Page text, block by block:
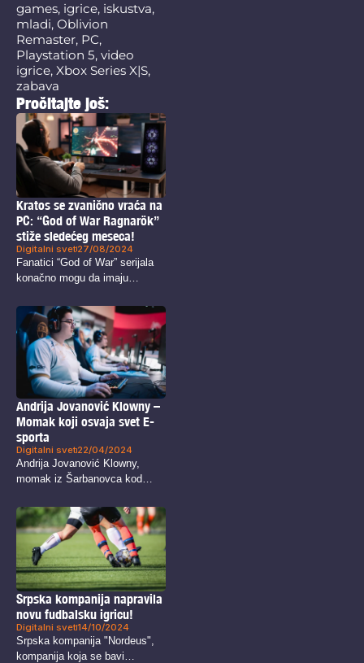
games, igrice, iskustva,
mladi, Oblivion
Remaster, PC,
Playstation 5, video
igrice, Xbox Series X|S,
zabava
Pročitajte još:
Kratos se zvanično vraća na
PC: “God of War Ragnarök”
stiže sledećeg meseca!
Digitalni svet27/08/2024
Fanatici “God of War” serijala
konačno mogu da imaju
Andrija Jovanović Klowny –
Momak koji osvaja svet E-
sporta
Digitalni svet22/04/2024
Andrija Jovanović Klowny,
momak iz Šarbanovca kod
Srpska kompanija napravila
novu fudbalsku igricu!
Digitalni svet14/10/2024
Srpska kompanija "Nordeus",
kompanija koja se bavi